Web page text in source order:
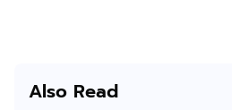
Also Read